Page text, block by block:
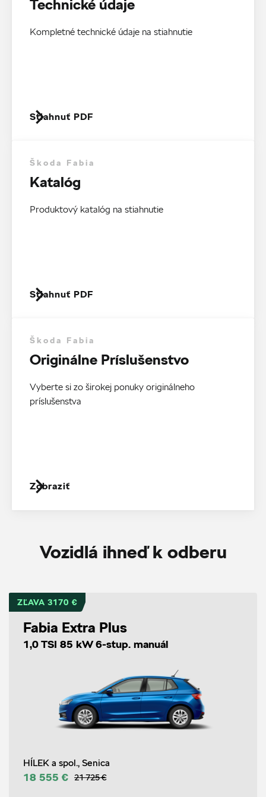
Technické údaje
Kompletné technické údaje na stiahnutie
Stiahnuť PDF
Škoda Fabia
Katalóg
Produktový katalóg na stiahnutie
Stiahnuť PDF
Škoda Fabia
Originálne Príslušenstvo
Vyberte si zo širokej ponuky originálneho
príslušenstva
Zobraziť
Vozidlá ihneď k odberu
ZĽAVA 3170 €
Fabia Extra Plus
1,0 TSI 85 kW 6-stup. manuál
HÍLEK a spol., Senica
18 555 € 21 725 €